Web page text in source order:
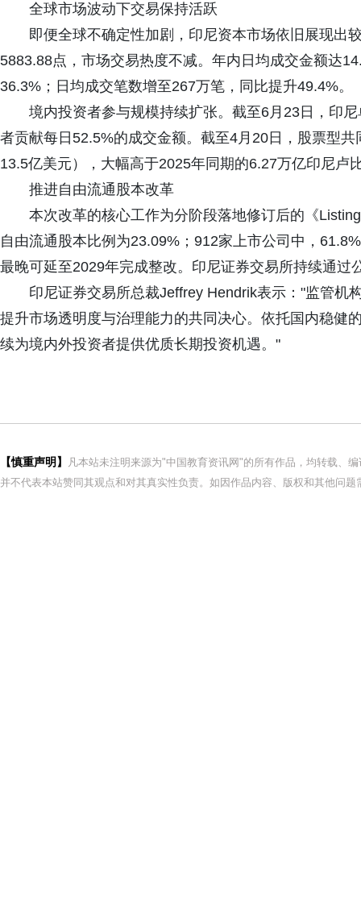
全球市场波动下交易保持活跃
即便全球不确定性加剧，印尼资本市场依旧展现出
5883.88点，市场交易热度不减。年内日均成交金额达
36.3%；日均成交笔数增至267万笔，同比提升49.4%。
境内投资者参与规模持续扩张。截至6月23日，印
者贡献每日52.5%的成交金额。截至4月20日，股票型
13.5亿美元），大幅高于2025年同期的6.27万亿印尼卢
推进自由流通股本改革
本次改革的核心工作为分阶段落地修订后的《
自由流通股本比例为23.09%；912家上市公司中，
最晚可延至2029年完成整改。印尼证券交易所持续通
印尼证券交易所总裁Jeffrey Hendrik表示："监管机
提升市场透明度与治理能力的共同决心。依托国内稳健
续为境内外投资者提供优质长期投资机遇。"
【慎重声明】
凡本站未注明来源为"中国教育资讯网"的所有作品，均转载、
并不代表本站赞同其观点和对其真实性负责。如因作品内容、版权和其他问